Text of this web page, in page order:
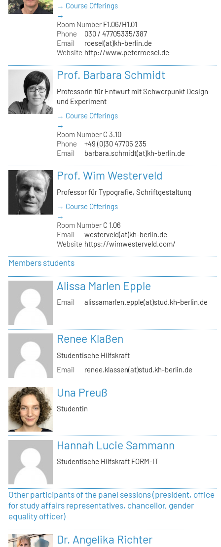
→ Course Offerings
→
Room Number F1.06/H1.01
Phone
030 / 47705335/387
Email
roesel(at)kh-berlin.de
Website http://www.peterroesel.de
Prof. Barbara Schmidt
Professorin für Entwurf mit Schwerpunkt Design
und Experiment
→ Course Offerings
→
Room Number C 3.10
Phone
+49 (0)30 47705 235
Email
barbara.schmidt(at)kh-berlin.de
Prof. Wim Westerveld
Professor für Typografie, Schriftgestaltung
→ Course Offerings
→
Room Number C 1.06
Email
westerveld(at)kh-berlin.de
Website https://wimwesterveld.com/
Members students
Alissa Marlen Epple
Email alissamarlen.epple(at)stud.kh-berlin.de
Renee Klaßen
Studentische Hilfskraft
Email
renee.klassen(at)stud.kh-berlin.de
Una Preuß
Studentin
Hannah Lucie Sammann
Studentische Hilfskraft FORM-IT
Other participants of the panel sessions (president, office
for study affairs representatives, chancellor, gender
equality officer)
Dr. Angelika Richter